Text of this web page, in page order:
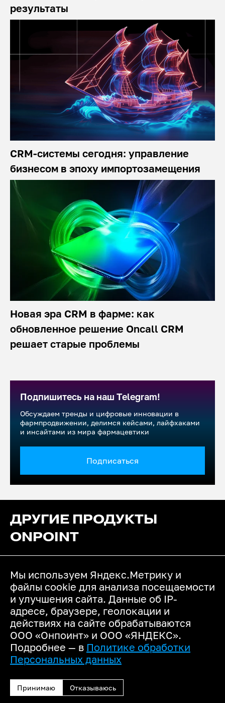
результаты
CRM-системы сегодня: управление
бизнесом в эпоху импортозамещения
Новая эра CRM в фарме: как
обновленное решение Oncall CRM
решает старые проблемы
Подпишитесь на наш Telegram!
Обсуждаем тренды и цифровые инновации в
фармпродвижении, делимся кейсами, лайфхаками
и инсайтами из мира фармацевтики
Подписаться
ДРУГИЕ ПРОДУКТЫ
ONPOINT
ONCALL MA
Платформа организации омниканальных
коммуникаций
MEDPOINT
Образовательная площадка для врачей с
возможностью получать баллы НМО и актуальным
контентом от ведущих лидеров мнений
Мы используем Яндекс.Метрику и
файлы cookie для анализа посещаемости
и улучшения сайта. Данные об IP-
адресе, браузере, геолокации и
действиях на сайте обрабатываются
ООО «Онпоинт» и ООО «ЯНДЕКС».
Подробнее — в Политике обработки
Персональных данных
Принимаю Отказываюсь